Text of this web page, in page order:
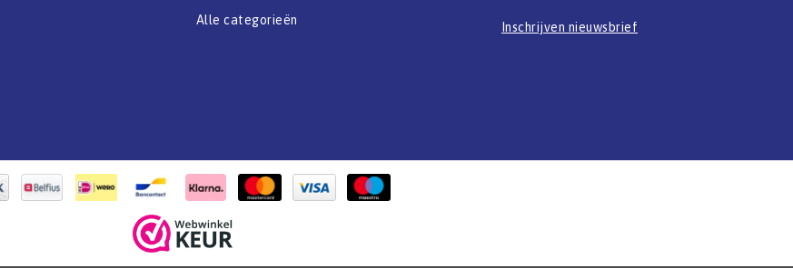
Alle categorieën
Inschrijven nieuwsbrief